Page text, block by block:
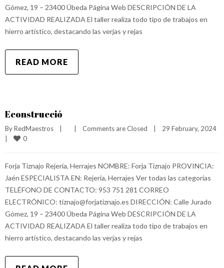
Gómez, 19 – 23400 Úbeda Página Web DESCRIPCIÓN DE LA
ACTIVIDAD REALIZADA El taller realiza todo tipo de trabajos en
hierro artístico, destacando las verjas y rejas
READ MORE
Econstrucció
By RedMaestros Comments are Closed
0
Forja Tiznajo Rejería, Herrajes NOMBRE: Forja Tiznajo PROVINCIA:
Jaén ESPECIALISTA EN: Rejería, Herrajes Ver todas las categorías
TELÉFONO DE CONTACTO: 953 751 281 CORREO
ELECTRÓNICO: tiznajo@forjatiznajo.es DIRECCIÓN: Calle Jurado
Gómez, 19 – 23400 Úbeda Página Web DESCRIPCIÓN DE LA
ACTIVIDAD REALIZADA El taller realiza todo tipo de trabajos en
hierro artístico, destacando las verjas y rejas